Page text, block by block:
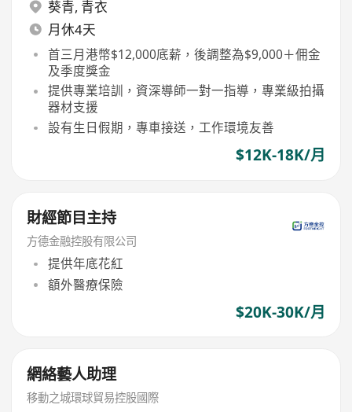
葵青, 青衣
月休4天
首三月港幣$12,000底薪，後調整為$9,000＋佣金
及季度獎金
提供專業培訓，資深導師一對一指導，專業級拍攝
器材支援
設有生日假期，專車接送，工作環境友善
$12K-18K/月
財經節目主持
方德金融控股有限公司
提供年底花紅
額外醫療保險
$20K-30K/月
網絡藝人助理
移動之城環球貿易控股國際